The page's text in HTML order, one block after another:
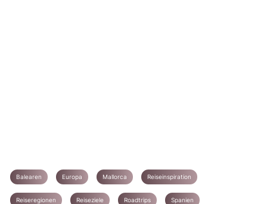
Balearen Europa Mallorca Reiseinspiration
Reiseregionen Reiseziele Roadtrips Spanien